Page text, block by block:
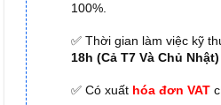
100%.
✅ Thời gian làm việc kỹ
18h (Cả T7 Và Chủ Nhật)
✅ Có xuất hóa đơn VAT